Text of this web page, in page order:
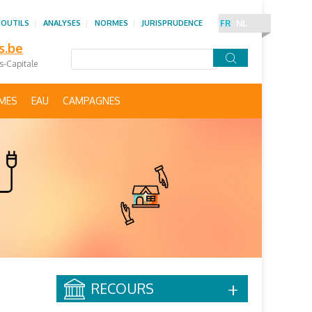
Capitale
ANALYSES NORMES JURISPRUDENCE FR NL
EAU CAMPAGNES
RECOURS